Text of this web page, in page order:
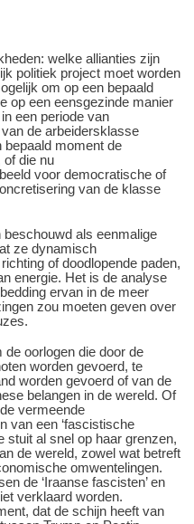
welke allianties zijn
politiek project moet worden
om op een bepaald
op een eensgezinde manier
een periode van
de arbeidersklasse
bepaald moment de
of die nu
voor democratische of
van de klasse
als eenmalige
ze dynamisch
of doodlopende paden,
energie. Het is de analyse
ervan in de meer
zou moeten geven over
oorlogen die door de
worden gevoerd, te
worden gevoerd of van de
belangen in de wereld. Of
vermeende
van een ‘fascistische
stuit al snel op haar grenzen,
de wereld, zowel wat betreft
omwentelingen.
de ‘Iraanse fascisten’ en
verklaard worden.
dat de schijn heeft van